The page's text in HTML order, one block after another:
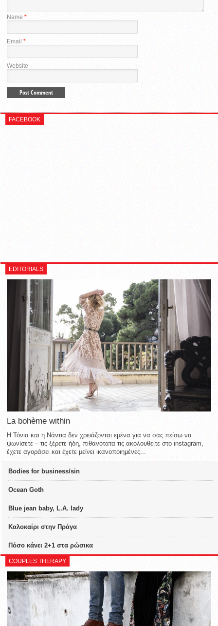
Name *
Email *
Website
FACEBOOK
EDITORIALS
La bohème within
Η Τόνια και η Νάντια δεν χρειάζονται εμένα για να σας πείσω να
ψωνίσετε – τις ξέρετε ήδη, πιθανότατα τις ακολουθείτε στο instagram,
έχετε αγοράσει και έχετε μείνει ικανοποιημένες...
Bodies for business/sin
Ocean Goth
Blue jean baby, L.A. lady
Καλοκαίρι στην Πράγα
Πόσο κάνει 2+1 στα ρώσικα
COUPLES THERAPY